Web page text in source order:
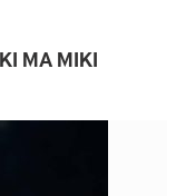
MA MIKI